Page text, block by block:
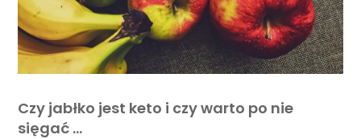
Czy jabłko jest keto i czy warto po nie
sięgać …